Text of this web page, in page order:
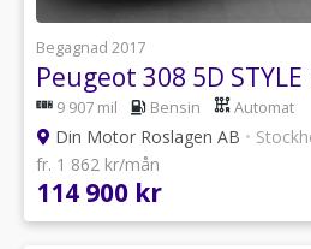
Begagnad 2017
9 907 mil Bensin Automat
Din Motor Roslagen AB •
fr. 1 862 kr/mån
114 900 kr